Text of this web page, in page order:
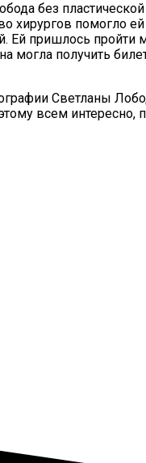
без
хирургов помогло
Ей пришлось
могла получить
Светланы
всем интересно,